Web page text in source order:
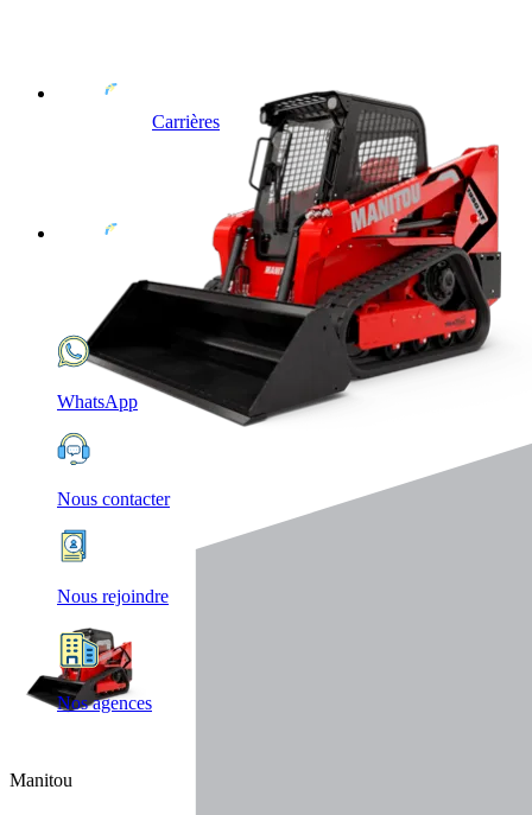
Carrières
WhatsApp
Nous contacter
Nous rejoindre
Nos agences
Manitou